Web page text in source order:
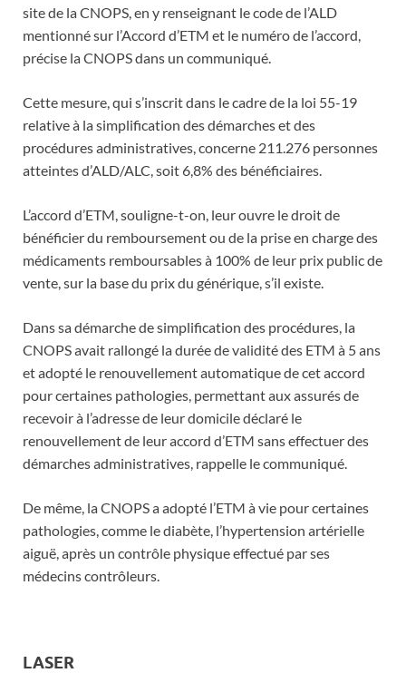
site de la CNOPS, en y renseignant le code de l’ALD
mentionné sur l’Accord d’ETM et le numéro de l’accord,
précise la CNOPS dans un communiqué.
Cette mesure, qui s’inscrit dans le cadre de la loi 55-19
relative à la simplification des démarches et des
procédures administratives, concerne 211.276 personnes
atteintes d’ALD/ALC, soit 6,8% des bénéficiaires.
L’accord d’ETM, souligne-t-on, leur ouvre le droit de
bénéficier du remboursement ou de la prise en charge des
médicaments remboursables à 100% de leur prix public de
vente, sur la base du prix du générique, s’il existe.
Dans sa démarche de simplification des procédures, la
CNOPS avait rallongé la durée de validité des ETM à 5 ans
et adopté le renouvellement automatique de cet accord
pour certaines pathologies, permettant aux assurés de
recevoir à l’adresse de leur domicile déclaré le
renouvellement de leur accord d’ETM sans effectuer des
démarches administratives, rappelle le communiqué.
De même, la CNOPS a adopté l’ETM à vie pour certaines
pathologies, comme le diabète, l’hypertension artérielle
aiguë, après un contrôle physique effectué par ses
médecins contrôleurs.
LASER